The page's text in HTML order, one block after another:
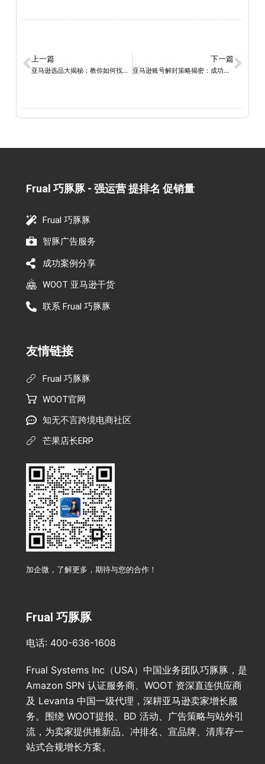
上一篇
亚马逊选品大揭秘：教你如何找到中国畅销产品
下一篇
亚马逊账号解封策略揭密：成功重返销售巅峰的秘诀
Frual 巧豚豚 - 强运营 提排名 促销量​
Frual 巧豚豚
智豚广告服务
成功案例分享
WOOT 亚马逊干货
联系 Frual 巧豚豚
友情链接
Frual 巧豚豚
WOOT官网
知无不言跨境电商社区
芒果店长ERP
加企微，了解更多，期待与您的合作！
Frual 巧豚豚
电话: 400-636-1608
Frual Systems Inc（USA）中国业务团队巧豚豚，是
Amazon SPN 认证服务商、WOOT 资深直连供应商
及 Levanta 中国一级代理，深耕亚马逊卖家增长服
务。围绕 WOOT提报、BD 活动、广告策略与站外引
流，为卖家提供推新品、冲排名、宣品牌、清库存一
站式合规增长方案。